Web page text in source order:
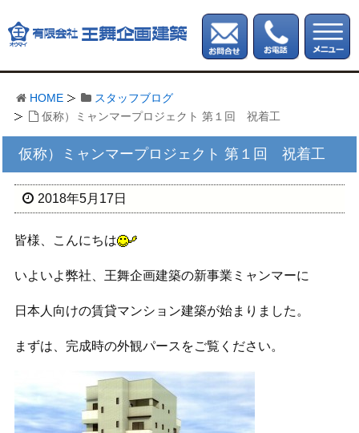
HOME
スタッフブログ
仮称）ミャンマープロジェクト 第１回 祝着工
仮称）ミャンマープロジェクト 第１回 祝着工
2018年5月17日
皆様、こんにちは
いよいよ弊社、王舞企画建築の新事業ミャンマーに
日本人向けの賃貸マンション建築が始まりました。
まずは、完成時の外観パースをご覧ください。